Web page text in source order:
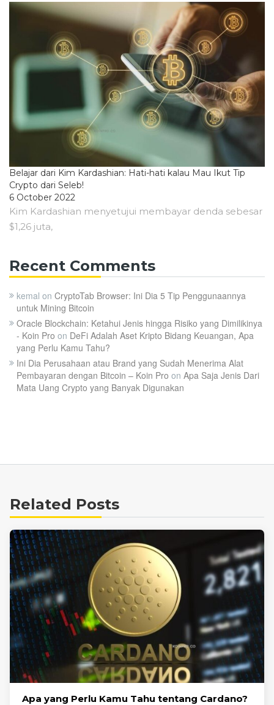
Belajar dari Kim Kardashian: Hati-hati kalau Mau Ikut Tip
Crypto dari Seleb!
6 October 2022
Kim Kardashian menyetujui membayar denda sebesar
$1,26 juta,
Recent Comments
kemal on CryptoTab Browser: Ini Dia 5 Tip Penggunaannya
untuk Mining Bitcoin
Oracle Blockchain: Ketahui Jenis hingga Risiko yang Dimilikinya
- Koin Pro on DeFi Adalah Aset Kripto Bidang Keuangan, Apa
yang Perlu Kamu Tahu?
Ini Dia Perusahaan atau Brand yang Sudah Menerima Alat
Pembayaran dengan Bitcoin – Koin Pro on Apa Saja Jenis Dari
Mata Uang Crypto yang Banyak Digunakan
Related Posts
Apa yang Perlu Kamu Tahu tentang Cardano?